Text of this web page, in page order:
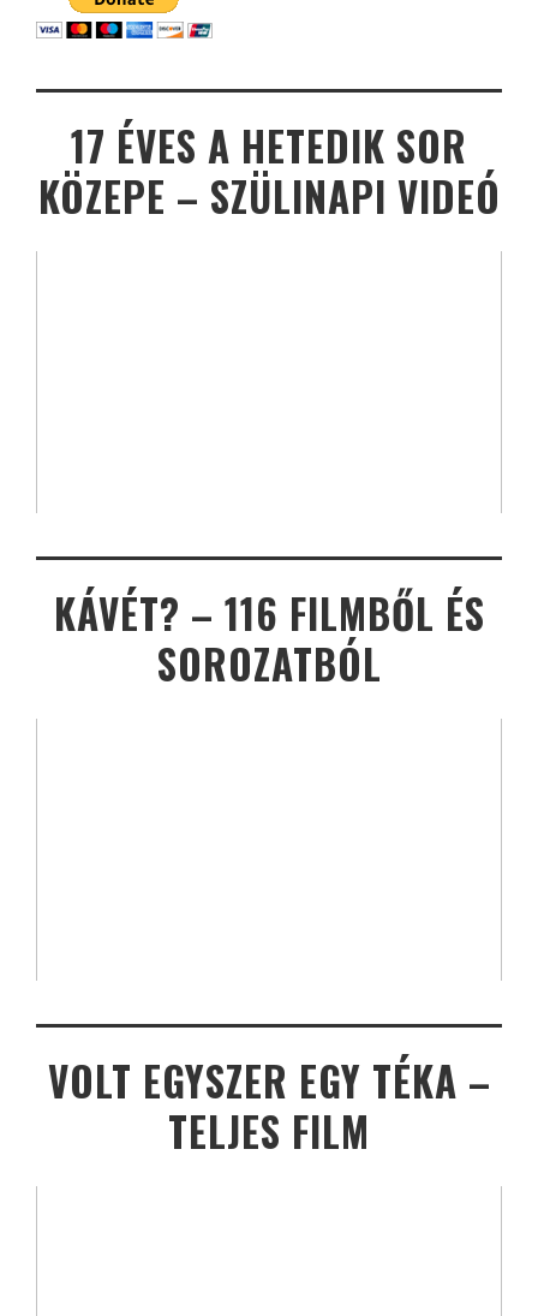
17 ÉVES A HETEDIK SOR
KÖZEPE – SZÜLINAPI VIDEÓ
KÁVÉT? – 116 FILMBŐL ÉS
SOROZATBÓL
VOLT EGYSZER EGY TÉKA –
TELJES FILM